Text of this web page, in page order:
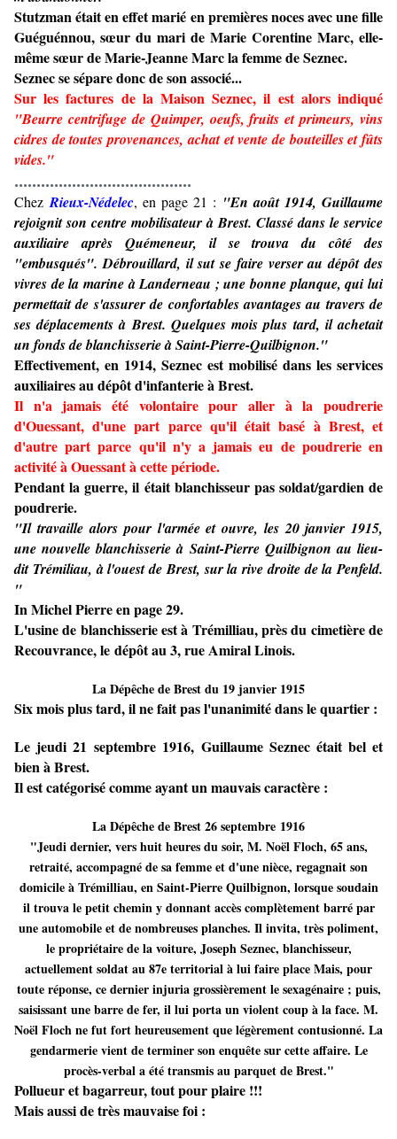
Stutzman était en effet marié en premières noces avec une fille
Guéguénnou, sœur du mari de Marie Corentine Marc, elle-
même sœur de Marie-Jeanne Marc la femme de Seznec.
Seznec se sépare donc de son associé...
"Beurre centrifuge de Quimper, oeufs, fruits et primeurs, vins
cidres de toutes provenances, achat et vente de bouteilles et fûts
vides."
........................................
Chez Rieux-Nédelec, en page 21 : "En août 1914, Guillaume
rejoignit son centre mobilisateur à Brest. Classé dans le service
auxiliaire après Quémeneur, il se trouva du côté des
"embusqués". Débrouillard, il sut se faire verser au dépôt des
vivres de la marine à Landerneau ; une bonne planque, qui lui
permettait de s'assurer de confortables avantages au travers de
ses déplacements à Brest. Quelques mois plus tard, il achetait
un fonds de blanchisserie à Saint-Pierre-Quilbignon."
Effectivement, en 1914, Seznec est mobilisé dans les services
auxiliaires au dépôt d'infanterie à Brest.
Il n'a jamais été volontaire pour aller à la poudrerie
d'Ouessant, d'une part parce qu'il était basé à Brest, et
d'autre part parce qu'il n'y a jamais eu de poudrerie en
activité à Ouessant à cette période.
Pendant la guerre, il était blanchisseur pas soldat/gardien de
poudrerie.
"Il travaille alors pour l'armée et ouvre, les 20 janvier 1915,
une nouvelle blanchisserie à Saint-Pierre Quilbignon au lieu-
dit Trémiliau, à l'ouest de Brest, sur la rive droite de la Penfeld.
"
In Michel Pierre en page 29.
L'usine de blanchisserie est à Trémilliau, près du cimetière de
Recouvrance, le dépôt au 3, rue Amiral Linois.
La Dépêche de Brest du 19 janvier 1915
Six mois plus tard, il ne fait pas l'unanimité dans le quartier :
Le jeudi 21 septembre 1916, Guillaume Seznec était bel et
bien à Brest.
Il est catégorisé comme ayant un mauvais caractère :
La Dépêche de Brest 26 septembre 1916
"Jeudi dernier, vers huit heures du soir, M. Noël Floch, 65 ans,
retraité, accompagné de sa femme et d'une nièce, regagnait son
domicile à Trémilliau, en Saint-Pierre Quilbignon, lorsque soudain
il trouva le petit chemin y donnant accès complètement barré par
une automobile et de nombreuses planches. Il invita, très poliment,
le propriétaire de la voiture, Joseph Seznec, blanchisseur,
actuellement soldat au 87e territorial à lui faire place Mais, pour
toute réponse, ce dernier injuria grossièrement le sexagénaire ; puis,
saisissant une barre de fer, il lui porta un violent coup à la face. M.
Noël Floch ne fut fort heureusement que légèrement contusionné. La
gendarmerie vient de terminer son enquête sur cette affaire. Le
procès-verbal a été transmis au parquet de Brest."
Pollueur et bagarreur, tout pour plaire !!!
Mais aussi de très mauvaise foi :